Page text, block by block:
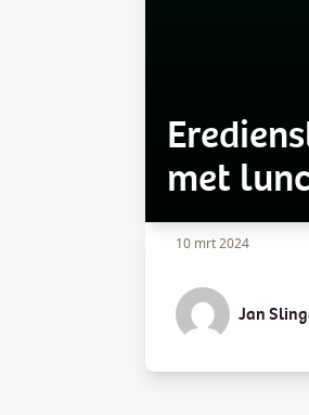
met
10 mrt 2024
Jan